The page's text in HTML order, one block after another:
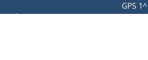
GPS